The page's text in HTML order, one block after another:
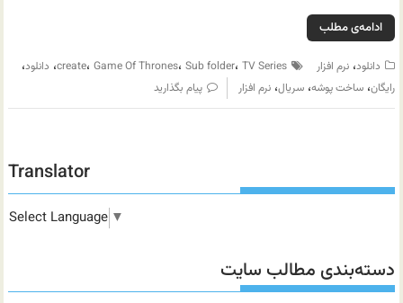
ادامه‌ی مطلب
دانلود،نرم افزار create، Game Of Thrones، Sub folder، TV Series ، دانلود،
رایگان،ساخت پوشه،سریال،نرم افزار پیام بگذارید
Translator
Select Language ▼
دسته‌بندی مطالب سایت